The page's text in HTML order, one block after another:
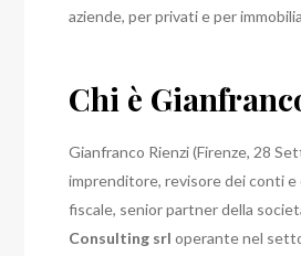
aziende, per privati e per
Chi è
Gianfranco Rienzi (Firenze, 28
imprenditore, revisore dei conti
fiscale, senior partner della
Consulting srl operante nel